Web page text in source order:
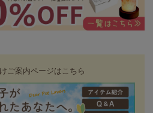
ご案内ページはこちら